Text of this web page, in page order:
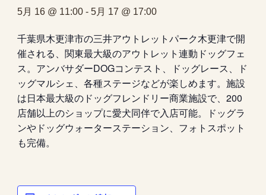
5月 16 @ 11:00- 5月 17 @ 17:00
千葉県木更津市の三井アウトレットパーク木更津で開
催される、関東最大級のアウトレット連動ドッグフェ
ス。アンバサダーDOGコンテスト、ドッグレース、ド
ッグマルシェ、各種ステージなどが楽しめます。施設
は日本最大級のドッグフレンドリー商業施設で、200
店舗以上のショップに愛犬同伴で入店可能。ドッグラ
ンやドッグウォーターステーション、フォトスポット
も完備。